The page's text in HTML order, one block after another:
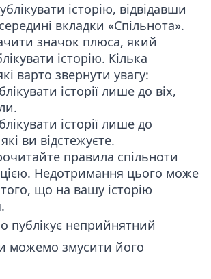
історію, відвідавши
вкладки «Спільнота».
значок плюса, який
історію. Кілька
варто звернути увагу:
історії лише до віх,
історії лише до
ви відстежуєте.
правила спільноти
Недотримання цього може
що на вашу історію
публікує неприйнятний
можемо змусити його